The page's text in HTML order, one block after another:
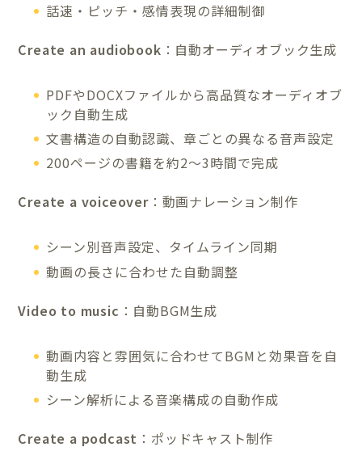
話速・ピッチ・感情表現の詳細制御
Create an audiobook ：自動オーディオブック生成
PDFやDOCXファイルから高品質なオーディオブ
ック自動生成
文書構造の自動認識、章ごとの異なる音声設定
200ページの書籍を約2〜3時間で完成
Create a voiceover：動画ナレーション制作
シーン別音声設定、タイムライン同期
動画の長さに合わせた自動調整
Video to music ：自動BGM生成
動画内容と雰囲気に合わせてBGMと効果音を自
動生成
シーン解析による音楽構成の自動作成
Create a podcast ：ポッドキャスト制作